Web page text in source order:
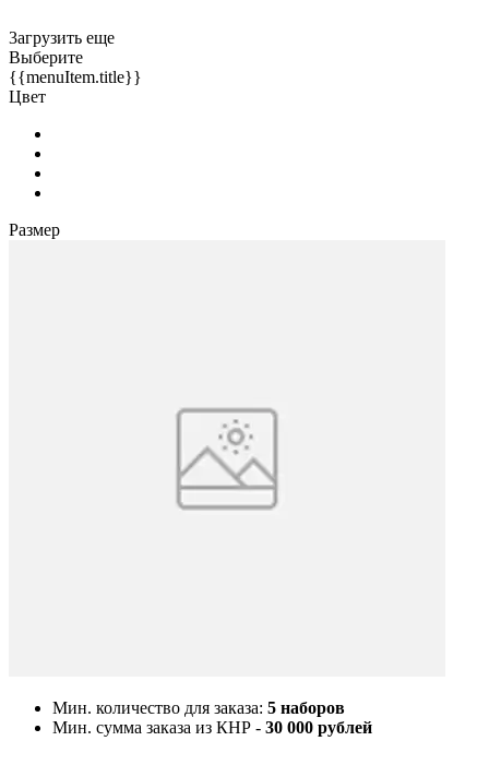
3агрузить еще
Выберите
{{menuItem.title}}
Цвет
Размер
Мин. количество для заказа: 5 наборов
Мин. сумма заказа из КНР - 30 000 рублей